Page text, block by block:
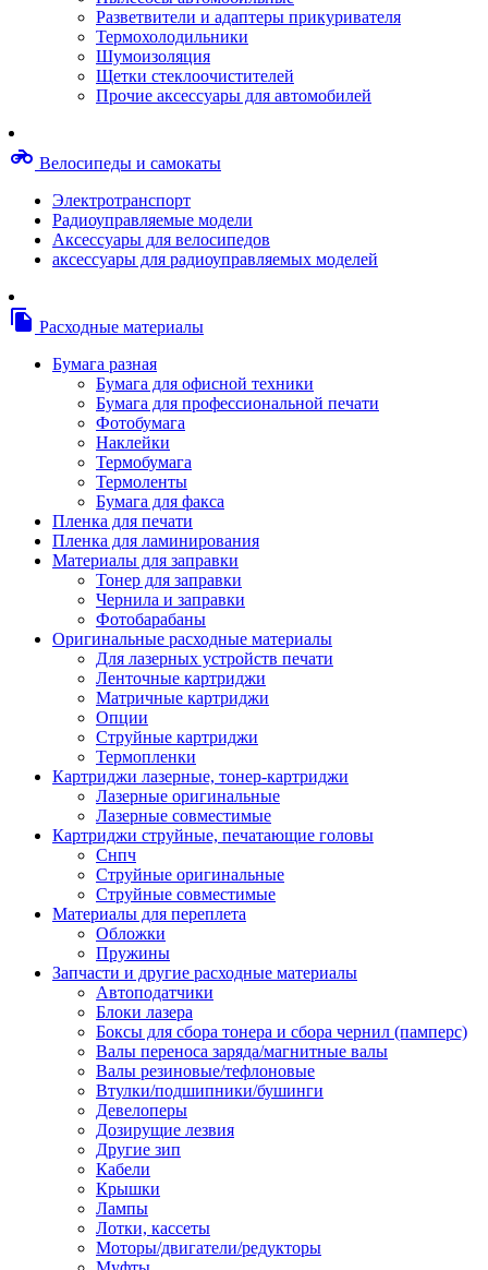
Степлерные скобы, скрепки
Термопленки
Термоузлы/печки/тэны
Тормозные площадки
Узлы/комплекты переноса изображений
Шлейфы
Баллоны со сжатым воздухом
Салфетки для чистки оргтехники
Скотч, фломастеры
Чистящие спреи, жидкости и пены
Картриджи для специализированных
Другие картриджи и твердые чернила
Картриджи и твердые чернила
Картриджи матричные, чернила
Расходные материалы для профессиональной
печати
Электрика
Изделия для прокладки кабеля и
Арматура кабельная/изоляционные
материалы
Гильза соединительная для
алюминиевых проводников под
опрессовку
проводников под опрессовку
Гильза соединительная со
болтами
Заглушка термоусадочная
ответвительный
Муфта кабельная концевая
Муфта кабельная соединительная
Наконечник быстроразмыкаемый
Наконечник кабельный со
Наконечник кабельный трубчатый
медных проводников
Наконечник обжимной кабельный
медных проводников
din 46236
Наконечник-гильза для медных
проводников
Пружина постоянного давления
Сжим ответвительный,
Ящик для хранения инструмента и
Разветвители и адаптеры прикуривателя
Термохолодильники
Шумоизоляция
Щетки стеклоочистителей
Прочие аксессуары для автомобилей
motorcycle Велосипеды и самокаты
Электротранспорт
Радиоуправляемые модели
Аксессуары для велосипедов
аксессуары для радиоуправляемых моделей
file_copy Расходные материалы
Бумага разная
Бумага для офисной техники
Бумага для профессиональной печати
Фотобумага
Наклейки
Термобумага
Термоленты
Бумага для факса
Пленка для печати
Пленка для ламинирования
Материалы для заправки
Тонер для заправки
Чернила и заправки
Фотобарабаны
Оригинальные расходные материалы
Для лазерных устройств печати
Ленточные картриджи
Матричные картриджи
Опции
Струйные картриджи
Термопленки
Картриджи лазерные, тонер-картриджи
Лазерные оригинальные
Лазерные совместимые
Картриджи струйные, печатающие головы
Снпч
Струйные оригинальные
Струйные совместимые
Материалы для переплета
Обложки
Пружины
Запчасти и другие расходные материалы
Автоподатчики
Блоки лазера
Боксы для сбора тонера и сбора чернил (памперс)
Валы переноса заряда/магнитные валы
Валы резиновые/тефлоновые
Втулки/подшипники/бушинги
Девелоперы
Дозирущие лезвия
Другие зип
Кабели
Крышки
Лампы
Лотки, кассеты
Моторы/двигатели/редукторы